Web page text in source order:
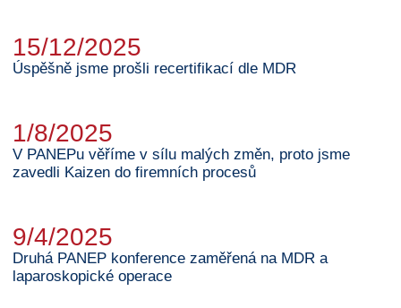
15/12/2025
Úspěšně jsme prošli recertifikací dle MDR
1/8/2025
V PANEPu věříme v sílu malých změn, proto jsme
zavedli Kaizen do firemních procesů
9/4/2025
Druhá PANEP konference zaměřená na MDR a
laparoskopické operace